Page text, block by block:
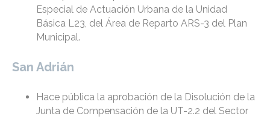
Especial de Actuación Urbana de la Unidad
Básica L23, del Área de Reparto ARS-3 del Plan
Municipal.
San Adrián
Hace pública la aprobación de la Disolución de la
Junta de Compensación de la UT-2.2 del Sector